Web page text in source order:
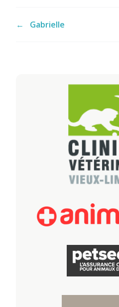
← Gabrielle